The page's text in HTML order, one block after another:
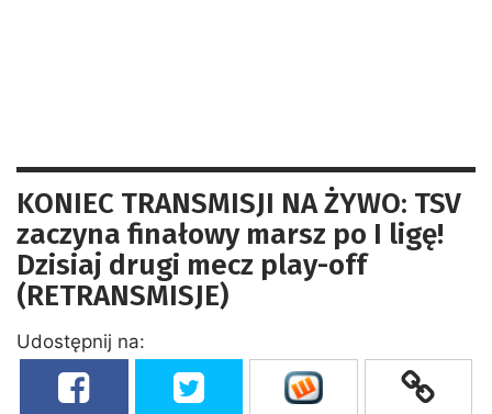
KONIEC TRANSMISJI NA ŻYWO: TSV
zaczyna finałowy marsz po I ligę!
Dzisiaj drugi mecz play-off
(RETRANSMISJE)
Udostępnij na: